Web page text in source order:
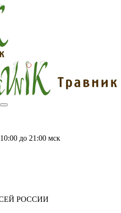
до 21:00 мск
РОССИИ